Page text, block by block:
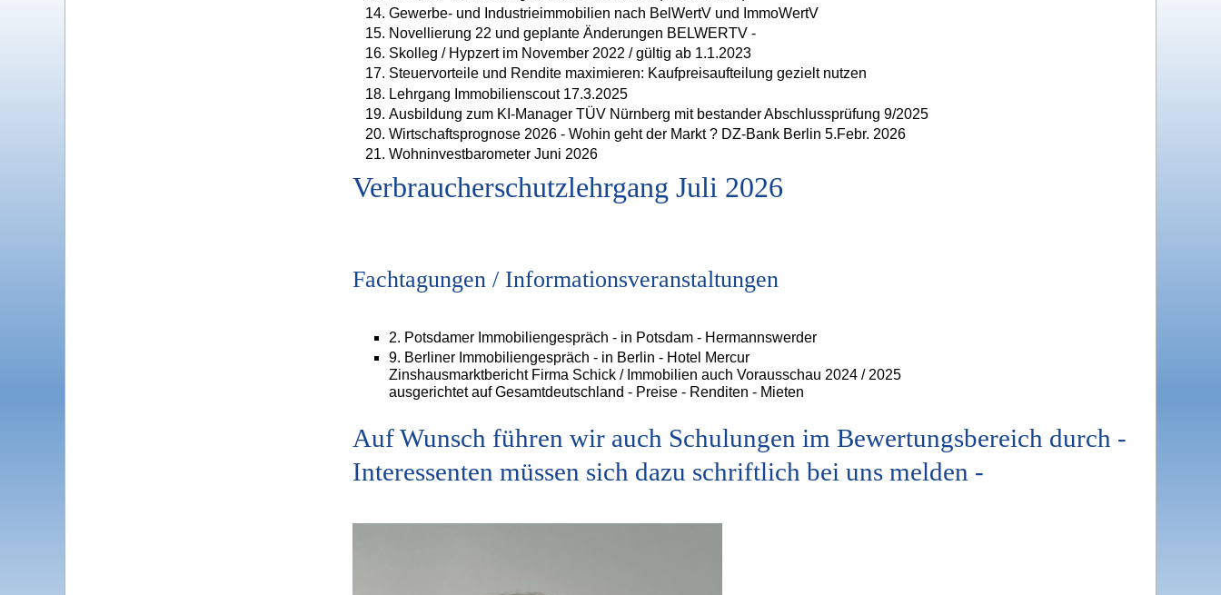
Gewerbe- und Industrieimmobilien nach BelWertV und ImmoWertV
Novellierung 22 und geplante Änderungen BELWERTV -
Skolleg / Hypzert im November 2022 / gültig ab 1.1.2023
Steuervorteile und Rendite maximieren: Kaufpreisaufteilung gezielt nutzen
Lehrgang Immobilienscout 17.3.2025
Ausbildung zum KI-Manager TÜV Nürnberg mit bestander Abschlussprüfung 9/2025
Wirtschaftsprognose 2026 - Wohin geht der Markt ? DZ-Bank Berlin 5.Febr. 2026
Wohninvestbarometer Juni 2026
Verbraucherschutzlehrgang Juli 2026
Fachtagungen / Informationsveranstaltungen
2. Potsdamer Immobiliengespräch - in Potsdam - Hermannswerder
9. Berliner Immobiliengespräch - in Berlin - Hotel Mercur
Zinshausmarktbericht Firma Schick / Immobilien auch Vorausschau 2024 / 2025
ausgerichtet auf Gesamtdeutschland - Preise - Renditen - Mieten
Auf Wunsch führen wir auch Schulungen im Bewertungsbereich durch -
Interessenten müssen sich dazu schriftlich bei uns melden -